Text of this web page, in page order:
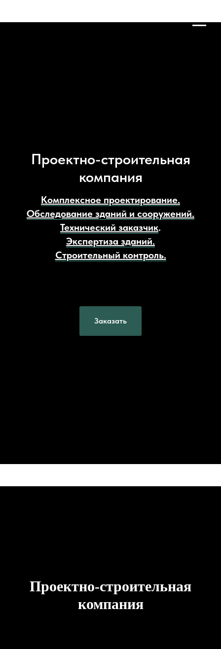
Проектно-строительная
компания
Комплексное проектирование.
Обследование зданий и сооружений.
Технический заказчик.
Экспертиза зданий.
Строительный контроль.
Заказать
Проектно-строительная
компания